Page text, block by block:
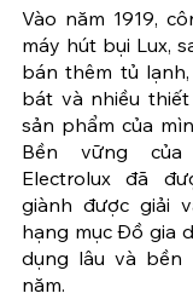
Vào năm 1919,
máy hút bụi Lux,
bán thêm tủ
bát và nhiều
sản phẩm của
Bền vững
Electrolux đã
giành được giải
hạng mục Đồ gia
dụng lâu và bền
năm.